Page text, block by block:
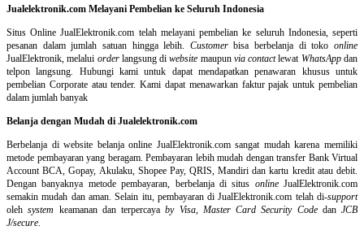
Jualelektronik.com Melayani Pembelian ke Seluruh Indonesia
Situs Online JualElektronik.com telah melayani pembelian ke seluruh Indonesia, seperti
pesanan dalam jumlah satuan hingga lebih. Customerbisa berbelanja di tokoonline
JualElektronik, melalui orderlangsung diwebsite maupun via contactlewat WhatsAppdan
telpon langsung. Hubungi kami untuk dapat mendapatkan penawaran khusus untuk
pembelian Corporate atau tender. Kami dapat menawarkan faktur pajak untuk pembelian
dalam jumlah banyak
Belanja dengan Mudah di Jualelektronik.com
Berbelanja diwebsite belanja online JualElektronik.com sangat mudah karena memiliki
metode pembayaran yang beragam. Pembayaran lebih mudah dengan transfer Bank Virtual
Account BCA, Gopay, Akulaku, Shopee Pay, QRIS, Mandiri dan kartu kredit atau debit.
Dengan banyaknya metode pembayaran, berbelanja di situs onlineJualElektronik.com
semakin mudah dan aman. Selain itu, pembayaran di JualElektronik.com telah di-support
olehsystem keamanan dan terpercayaby Visa, Master Card Security Codedan JCB
J/secure.